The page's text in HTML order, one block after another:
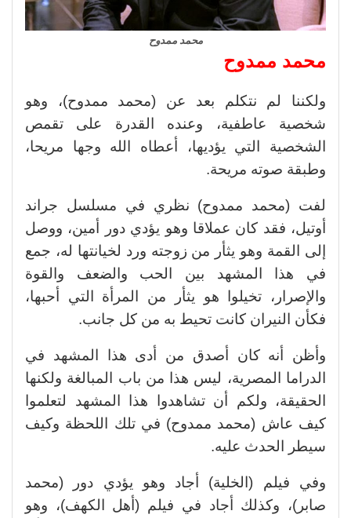
محمد ممدوح
محمد ممدوح
ولكننا لم نتكلم بعد عن (محمد ممدوح)، وهو
شخصية عاطفية، وعنده القدرة على تقمص
الشخصية التي يؤديها، أعطاه الله وجها مريحا،
وطبقة صوته مريحة.
لفت (محمد ممدوح) نظري في مسلسل جراند
أوتيل، فقد كان عملاقا وهو يؤدي دور أمين، ووصل
إلى القمة وهو يثأر من زوجته ورد لخيانتها له، جمع
في هذا المشهد بين الحب والضعف والقوة
والإصرار، تخيلوا هو يثأر من المرأة التي أحبها،
فكأن النيران كانت تحيط به من كل جانب.
وأظن أنه كان أصدق من أدى هذا المشهد في
الدراما المصرية، ليس هذا من باب المبالغة ولكنها
الحقيقة، ولكم أن تشاهدوا هذا المشهد لتعلموا
كيف عاش (محمد ممدوح) في تلك اللحظة وكيف
سيطر الحدث عليه.
وفي فيلم (الخلية) أجاد وهو يؤدي دور (محمد
صابر)، وكذلك أجاد في فيلم (أهل الكهف)، وهو